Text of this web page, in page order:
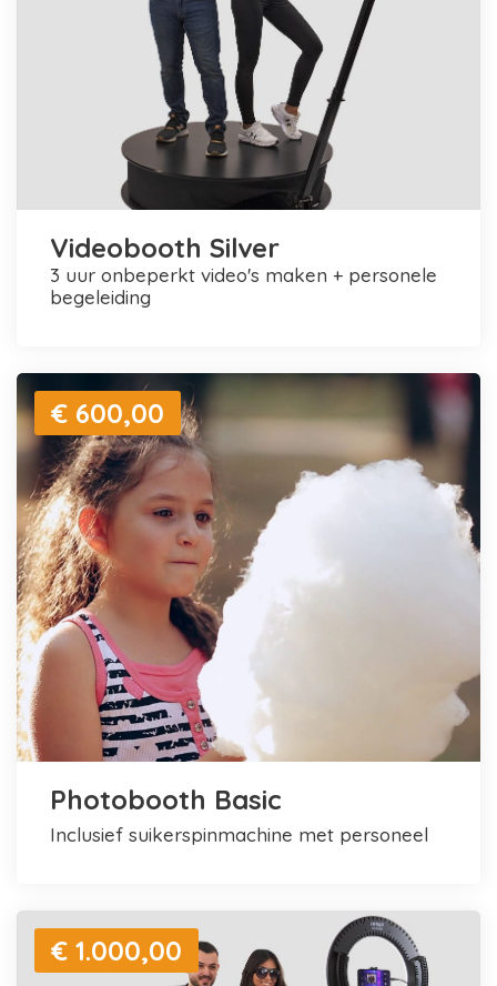
Videobooth Silver
3 uur onbeperkt video's maken + personele
begeleiding
€ 600,00
Photobooth Basic
inclusief suikerspinmachine met personeel
€ 1.000,00